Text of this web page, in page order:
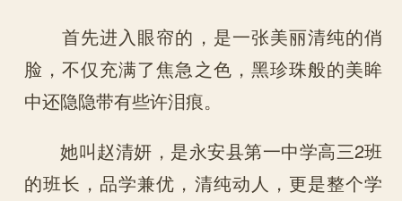
首先进入眼帘的，是一张美丽清纯的俏
脸，不仅充满了焦急之色，黑珍珠般的美眸
中还隐隐带有些许泪痕。
她叫赵清妍，是永安县第一中学高三2班
的班长，品学兼优，清纯动人，更是整个学